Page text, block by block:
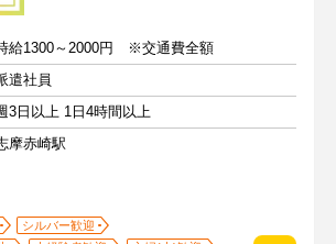
給1300～2000円 ※交通費全額
遣社員
3日以上 1日4時間以上
摩赤崎駅
シルバー歓迎